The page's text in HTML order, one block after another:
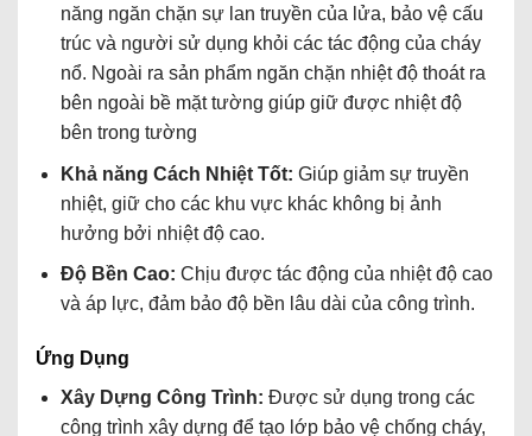
năng ngăn chặn sự lan truyền của lửa, bảo vệ cấu
trúc và người sử dụng khỏi các tác động của cháy
nổ. Ngoài ra sản phẩm ngăn chặn nhiệt độ thoát ra
bên ngoài bề mặt tường giúp giữ được nhiệt độ
bên trong tường
Khả năng Cách Nhiệt Tốt: Giúp giảm sự truyền
nhiệt, giữ cho các khu vực khác không bị ảnh
hưởng bởi nhiệt độ cao.
Độ Bền Cao: Chịu được tác động của nhiệt độ cao
và áp lực, đảm bảo độ bền lâu dài của công trình.
Ứng Dụng
Xây Dựng Công Trình: Được sử dụng trong các
công trình xây dựng để tạo lớp bảo vệ chống cháy,